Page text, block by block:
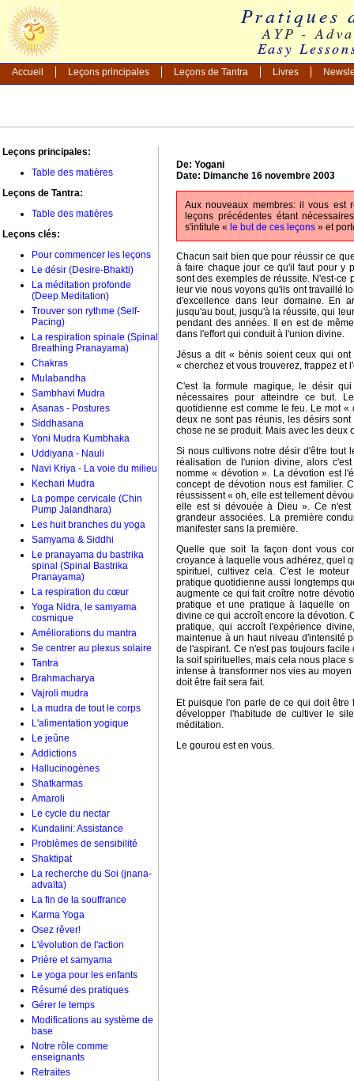
Accueil Leçons principales Leçons de Tantra Livres
Leçons principales:
Table des matières
Leçons de Tantra:
Table des matières
Leçons clés:
Pour commencer les leçons
Le désir (Desire-Bhakti)
La méditation profonde
(Deep Meditation)
Trouver son rythme (Self-
Pacing)
La respiration spinale (Spinal
Breathing Pranayama)
Chakras
Mulabandha
Sambhavi Mudra
Asanas - Postures
Siddhasana
Yoni Mudra Kumbhaka
Uddiyana - Nauli
Navi Kriya - La voie du milieu
Kechari Mudra
La pompe cervicale (Chin
Pump Jalandhara)
Les huit branches du yoga
Samyama & Siddhi
Le pranayama du bastrika
spinal (Spinal Bastrika
Pranayama)
La respiration du cœur
Yoga Nidra, le samyama
cosmique
Améliorations du mantra
Se centrer au plexus solaire
Tantra
Brahmacharya
Vajroli mudra
La mudra de tout le corps
L'alimentation yogique
Le jeûne
Addictions
Hallucinogènes
Shatkarmas
Amaroli
Le cycle du nectar
Kundalini: Assistance
Problèmes de sensibilité
Shaktipat
La recherche du Soi (jnana-
advaïta)
La fin de la souffrance
Karma Yoga
Osez rêver!
L'évolution de l'action
Prière et samyama
Le yoga pour les enfants
Résumé des pratiques
Gérer le temps
Modifications au système de
base
Notre rôle comme
enseignants
Retraites
De: Yogani
Date: Dimanche 16 novembre 2003
Aux nouveaux membres: il vous est
leçons précédentes étant
s'intitule « le but de ces leçons » et
Chacun sait bien que pour réussir ce
à faire chaque jour ce qu'il faut pour y
sont des exemples de réussite. N'est-ce
leur vie nous voyons qu'ils ont travaillé
d'excellence dans leur domaine. En
jusqu'au bout, jusqu'à la réussite, qui
pendant des années. Il en est de
dans l'effort qui conduit à l'union divine.
Jésus a dit « bénis soient ceux qui
« cherchez et vous trouverez, frappez et
C'est la formule magique, le désir
nécessaires pour atteindre ce but.
quotidienne est comme le feu. Le mot
deux ne sont pas réunis, les désirs
chose ne se produit. Mais avec les deux
Si nous cultivons notre désir d'être tout
réalisation de l'union divine, alors
nomme « dévotion ». La dévotion est
concept de dévotion nous est familier.
réussissent « oh, elle est tellement
elle est si dévouée à Dieu ». Ce
grandeur associées. La première
manifester sans la première.
Quelle que soit la façon dont vous
croyance à laquelle vous adhérez, quel
spirituel, cultivez cela. C'est le
pratique quotidienne aussi longtemps
augmente ce qui fait croître notre
pratique et une pratique à laquelle on
divine ce qui accroît encore la dévotion.
pratique, qui accroît l'expérience
maintenue à un haut niveau d'intensité
de l'aspirant. Ce n'est pas toujours
la soif spirituelles, mais cela nous place
intense à transformer nos vies au
doit être fait sera fait.
Et puisque l'on parle de ce qui doit
développer l'habitude de cultiver le
méditation.
Le gourou est en vous.